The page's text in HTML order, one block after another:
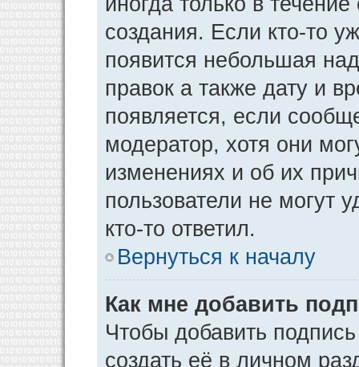
создания. Если кто-то
появится небольшая
правок а также дату и
появляется, если
модератор, хотя они
изменениях и об их
пользователи не могут
кто-то ответил.
Вернуться к началу
Как мне добавить
Чтобы добавить
создать её в личном